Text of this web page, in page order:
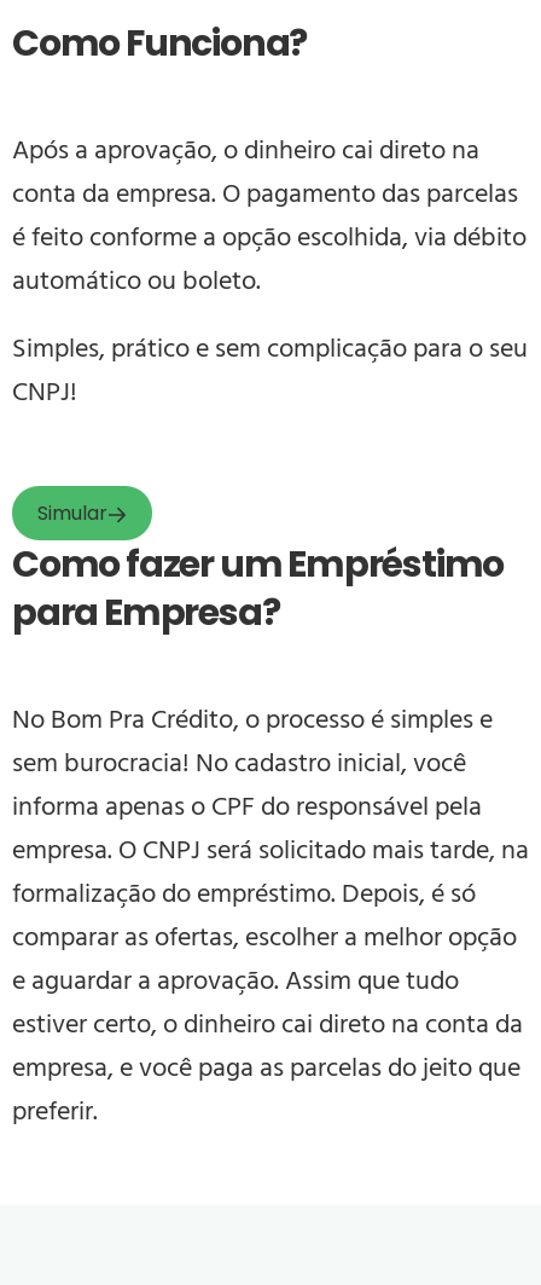
Como Funciona?
Após a aprovação, o dinheiro cai direto na
conta da empresa. O pagamento das parcelas
é feito conforme a opção escolhida, via débito
automático ou boleto.
Simples, prático e sem complicação para o seu
CNPJ!
Simular
Como fazer um Empréstimo
para Empresa?
No Bom Pra Crédito, o processo é simples e
sem burocracia! No cadastro inicial, você
informa apenas o CPF do responsável pela
empresa. O CNPJ será solicitado mais tarde, na
formalização do empréstimo. Depois, é só
comparar as ofertas, escolher a melhor opção
e aguardar a aprovação. Assim que tudo
estiver certo, o dinheiro cai direto na conta da
empresa, e você paga as parcelas do jeito que
preferir.